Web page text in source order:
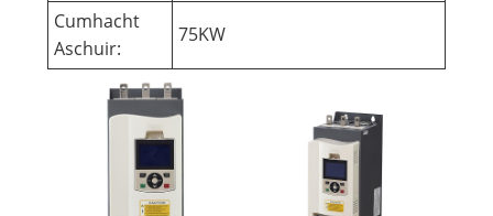
Cumhacht
Aschuir:
75KW